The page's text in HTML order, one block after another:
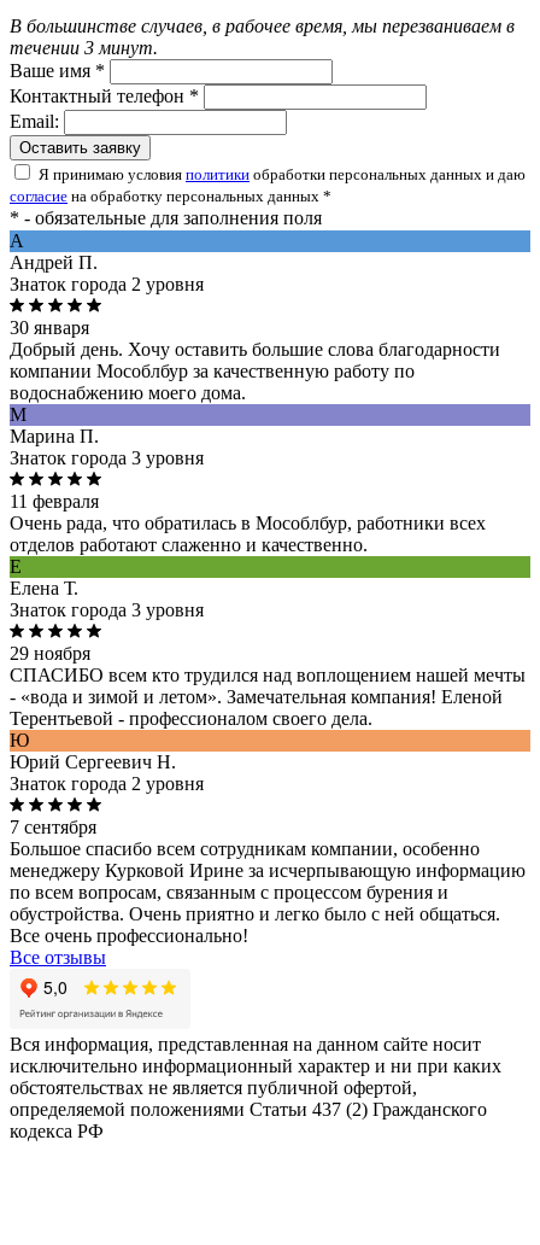
В большинстве случаев, в рабочее время, мы перезваниваем в
течении 3 минут.
Ваше имя *
Контактный телефон *
Email:
Оставить заявку
Я принимаю условия политики обработки персональных данных и даю
согласие на обработку персональных данных *
* - обязательные для заполнения поля
A
Андрей П.
Знаток города 2 уровня
30 января
Добрый день. Хочу оставить большие слова благодарности
компании Мособлбур за качественную работу по
водоснабжению моего дома.
М
Марина П.
Знаток города 3 уровня
11 февраля
Очень рада, что обратилась в Мособлбур, работники всех
отделов работают слаженно и качественно.
Е
Елена Т.
Знаток города 3 уровня
29 ноября
СПАСИБО всем кто трудился над воплощением нашей мечты
- «вода и зимой и летом». Замечательная компания! Еленой
Терентьевой - профессионалом своего дела.
Ю
Юрий Сергеевич Н.
Знаток города 2 уровня
7 сентября
Большое спасибо всем сотрудникам компании, особенно
менеджеру Курковой Ирине за исчерпывающую информацию
по всем вопросам, связанным с процессом бурения и
обустройства. Очень приятно и легко было с ней общаться.
Все очень профессионально!
Все отзывы
Вся информация, представленная на данном сайте носит
исключительно информационный характер и ни при каких
обстоятельствах не является публичной офертой,
определяемой положениями Статьи 437 (2) Гражданского
кодекса РФ